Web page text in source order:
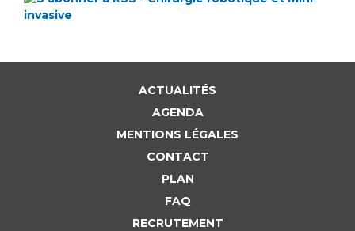
ACTUALITÉS
AGENDA
MENTIONS LÉGALES
CONTACT
PLAN
FAQ
RECRUTEMENT